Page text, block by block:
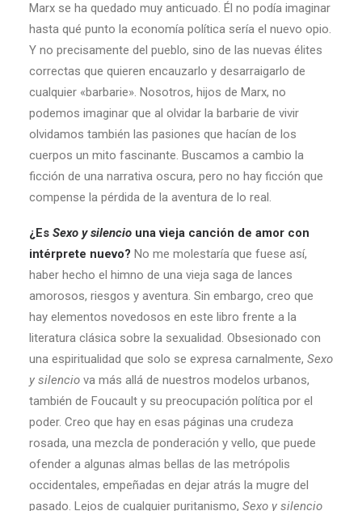
Marx se ha quedado muy anticuado. Él no podía imaginar
hasta qué punto la economía política sería el nuevo opio.
Y no precisamente del pueblo, sino de las nuevas élites
correctas que quieren encauzarlo y desarraigarlo de
cualquier «barbarie». Nosotros, hijos de Marx, no
podemos imaginar que al olvidar la barbarie de vivir
olvidamos también las pasiones que hacían de los
cuerpos un mito fascinante. Buscamos a cambio la
ficción de una narrativa oscura, pero no hay ficción que
compense la pérdida de la aventura de lo real.
¿Es Sexo y silencio una vieja canción de amor con
intérprete nuevo? No me molestaría que fuese así,
haber hecho el himno de una vieja saga de lances
amorosos, riesgos y aventura. Sin embargo, creo que
hay elementos novedosos en este libro frente a la
literatura clásica sobre la sexualidad. Obsesionado con
una espiritualidad que solo se expresa carnalmente, Sexo
y silencio va más allá de nuestros modelos urbanos,
también de Foucault y su preocupación política por el
poder. Creo que hay en esas páginas una crudeza
rosada, una mezcla de ponderación y vello, que puede
ofender a algunas almas bellas de las metrópolis
occidentales, empeñadas en dejar atrás la mugre del
pasado. Lejos de cualquier puritanismo, Sexo y silencio